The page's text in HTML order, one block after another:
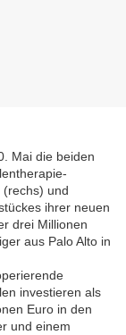
Mai die beiden
(rechs) und
ihrer neuen
drei Millionen
aus Palo Alto in
investieren als
Euro in den
und einem